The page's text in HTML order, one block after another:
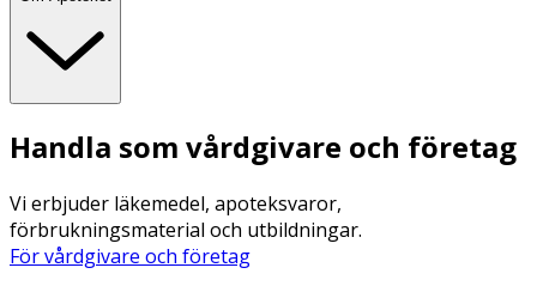
Handla som vårdgivare och företag
Vi erbjuder läkemedel, apoteksvaror,
förbrukningsmaterial och utbildningar.
För vårdgivare och företag